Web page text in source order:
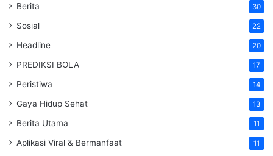
Berita 30
Sosial 22
Headline 20
PREDIKSI BOLA 17
Peristiwa 14
Gaya Hidup Sehat 13
Berita Utama 11
Aplikasi Viral & Bermanfaat 11